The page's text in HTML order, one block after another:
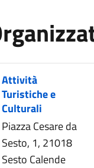
Attività
Turistiche e
Culturali
Piazza Cesare da
Sesto, 1, 21018
Sesto Calende